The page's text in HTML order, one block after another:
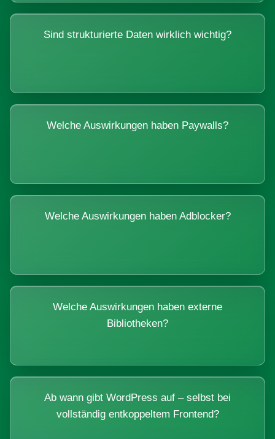
Sind strukturierte Daten wirklich wichtig?
Welche Auswirkungen haben Paywalls?
Welche Auswirkungen haben Adblocker?
Welche Auswirkungen haben externe
Bibliotheken?
Ab wann gibt WordPress auf – selbst bei
vollständig entkoppeltem Frontend?